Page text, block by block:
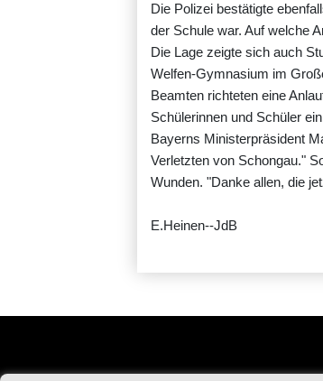
Die Polizei bestätigte
der Schule war. Auf welche
Die Lage zeigte sich auch
Welfen-Gymnasium im
Beamten richteten eine
Schülerinnen und Schüler
Bayerns Ministerpräsident
Verletzten von Schongau."
Wunden. "Danke allen, die
E.Heinen--JdB